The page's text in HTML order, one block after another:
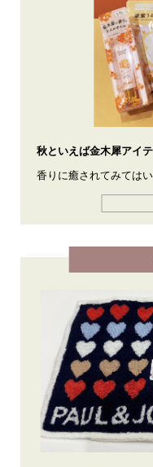
秋といえば金木犀アイテ
香りに癒されてみては